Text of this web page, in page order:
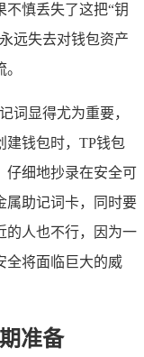
不慎丢失了这把“钥
远失去对钱包资产
词显得尤为重要，
建钱包时，TP钱包
仔细地抄录在安全可
属助记词卡，同时要
的人也不行，因为一
全将面临巨大的威
准备